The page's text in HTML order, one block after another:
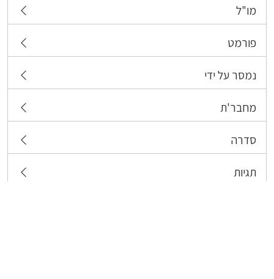
מו"ל
פורמט
נמסר על ידי
מחבר'ת
סדרה
תגיות